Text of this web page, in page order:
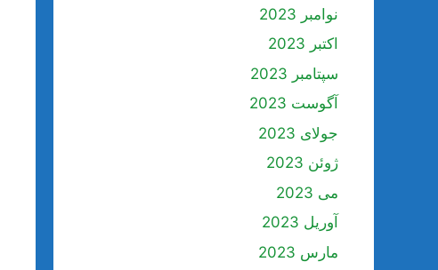
نوامبر 2023
اکتبر 2023
سپتامبر 2023
آگوست 2023
جولای 2023
ژوئن 2023
می 2023
آوریل 2023
مارس 2023